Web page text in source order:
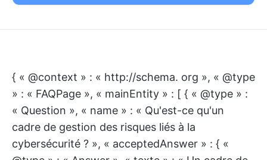
{ « @context » : « http://schema. org », « @type
» : « FAQPage », « mainEntity » : [ { « @type » :
« Question », « name » : « Qu'est-ce qu'un
cadre de gestion des risques liés à la
cybersécurité ? », « acceptedAnswer » : { «